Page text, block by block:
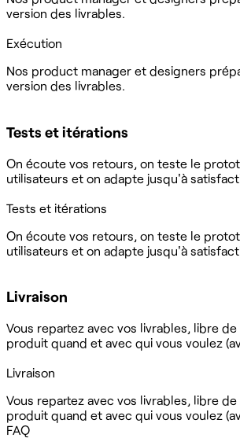
version des livrables.
Exécution
Nos product manager et designers
version des livrables.
Tests et itérations
On écoute vos retours, on teste le
utilisateurs et on adapte jusqu'à
Tests et itérations
On écoute vos retours, on teste le
utilisateurs et on adapte jusqu'à
Livraison
Vous repartez avec vos livrables, libre
produit quand et avec qui vous voulez
Livraison
Vous repartez avec vos livrables, libre
produit quand et avec qui vous voulez
FAQ